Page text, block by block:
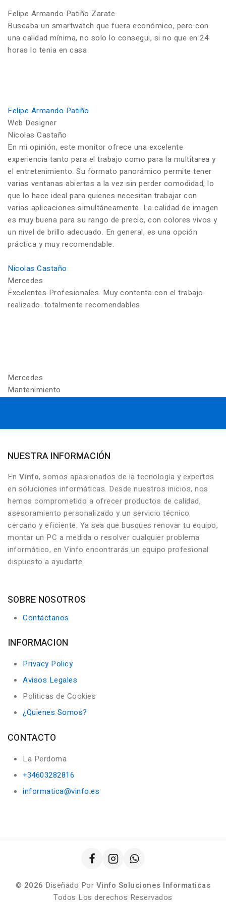
Felipe Armando Patiño Zarate
Buscaba un smartwatch que fuera económico, pero con
una calidad mínima, no solo lo consegui, si no que en 24
horas lo tenia en casa
Felipe Armando Patiño
Web Designer
Nicolas Castaño
En mi opinión, este monitor ofrece una excelente
experiencia tanto para el trabajo como para la multitarea y
el entretenimiento. Su formato panorámico permite tener
varias ventanas abiertas a la vez sin perder comodidad, lo
que lo hace ideal para quienes necesitan trabajar con
varias aplicaciones simultáneamente. La calidad de imagen
es muy buena para su rango de precio, con colores vivos y
un nivel de brillo adecuado. En general, es una opción
práctica y muy recomendable.
Nicolas Castaño
Mercedes
Excelentes Profesionales. Muy contenta con el trabajo
realizado. totalmente recomendables.
Mercedes
Mantenimiento
NUESTRA INFORMACIÓN
En Vinfo, somos apasionados de la tecnología y expertos
en soluciones informáticas. Desde nuestros inicios, nos
hemos comprometido a ofrecer productos de calidad,
asesoramiento personalizado y un servicio técnico
cercano y eficiente. Ya sea que busques renovar tu equipo,
montar un PC a medida o resolver cualquier problema
informático, en Vinfo encontrarás un equipo profesional
dispuesto a ayudarte.
SOBRE NOSOTROS
Contáctanos
INFORMACION
Privacy Policy
Avisos Legales
Politicas de Cookies
¿Quienes Somos?
CONTACTO
La Perdoma
+34603282816
informatica@vinfo.es
© 2026 Diseñado Por Vinfo Soluciones Informaticas
Todos Los derechos Reservados